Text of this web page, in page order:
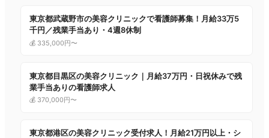
東京都武蔵野市の美容クリニックで看護師募集！月給33万5
千円／残業手当あり・4週8休制
💰 335,000円〜
東京都目黒区の美容クリニック｜月給37万円・日祝休みで残
業手当ありの看護師求人
💰 370,000円〜
東京都港区の美容クリニック受付求人！月給21万円以上・シ